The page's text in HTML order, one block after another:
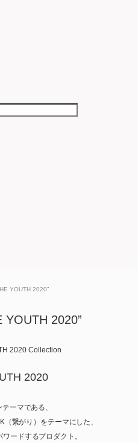
YOUTH 2020”
YOUTH 2020”
2020
ーマである、
繋がり）をテーマにした、
ードするプロダクト。